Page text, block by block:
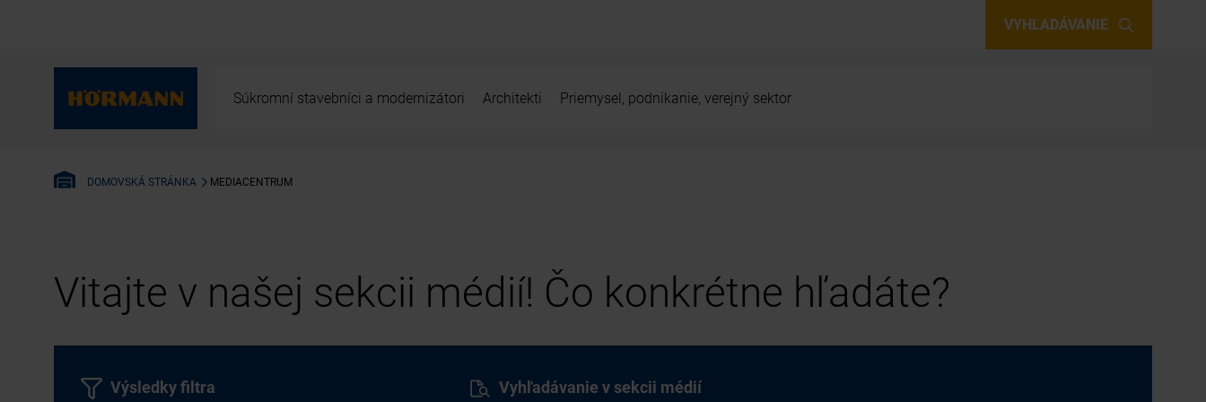
VYHĽADÁVANIE
Súkromní stavebníci a modernizátori Architekti Priemysel, podnikanie, verejný sektor
DOMOVSKÁ STRÁNKA MEDIACENTRUM
Vitajte v našej sekcii médií! Čo konkrétne hľadáte?
Vyhľadávanie v sekcii médií
Výsledky filtra